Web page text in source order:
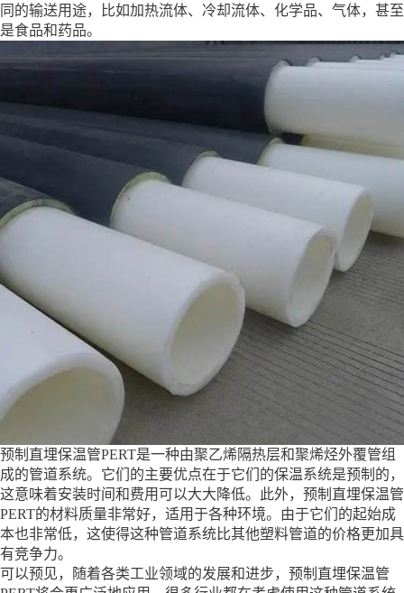
同的输送用途，比如加热流体、冷却流体、化学品、气体，甚至
是食品和药品。
预制直埋保温管PERT是一种由聚乙烯隔热层和聚烯烃外覆管组
成的管道系统。它们的主要优点在于它们的保温系统是预制的，
这意味着安装时间和费用可以大大降低。此外，预制直埋保温管
PERT的材料质量非常好，适用于各种环境。由于它们的起始成
本也非常低，这使得这种管道系统比其他塑料管道的价格更加具
有竞争力。
可以预见，随着各类工业领域的发展和进步，预制直埋保温管